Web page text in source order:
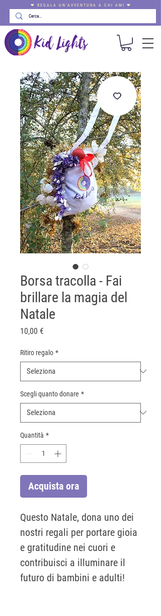
❤ REGALA UN'AVVENTURA A CHI AMI ❤
Borsa tracolla - Fai
brillare la magia del
Natale
10,00 €
Ritiro regalo *
Scegli quanto donare *
Quantità *
Acquista ora
Questo Natale, dona uno dei
nostri regali per portare gioia
e gratitudine nei cuori e
contribuisci a illuminare il
futuro di bambini e adulti!